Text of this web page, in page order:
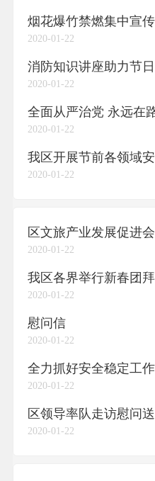
烟花爆竹禁燃集中宣
2020-01-22
消防知识讲座助力节
2020-01-22
2020-01-22
2020-01-22
区文旅产业发展促进
2020-01-22
我区各界举行新春团
2020-01-22
慰问信
2020-01-22
全力抓好安全稳定工
2020-01-22
2020-01-22